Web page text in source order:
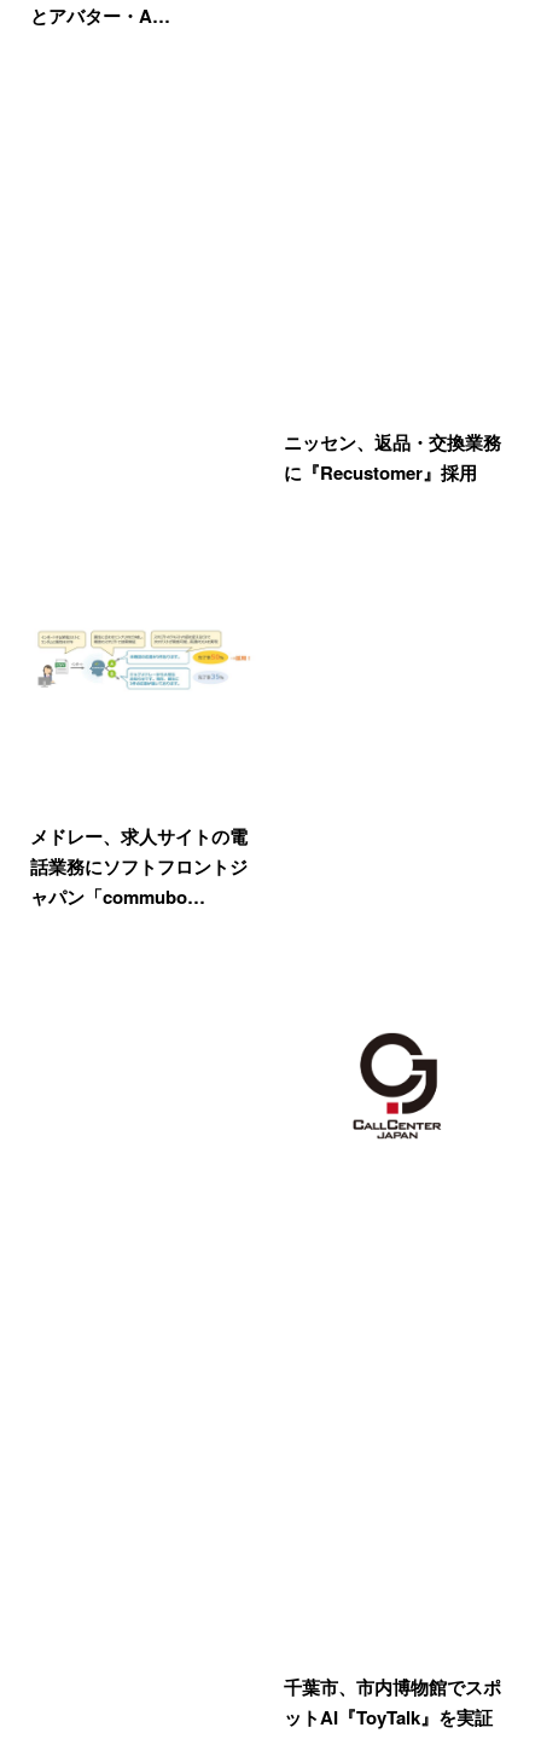
とアバター・A…
ニッセン、返品・交換業務
に『Recustomer』採用
メドレー、求人サイトの電
話業務にソフトフロントジ
ャパン「commubo…
千葉市、市内博物館でスポ
ットAI『ToyTalk』を実証